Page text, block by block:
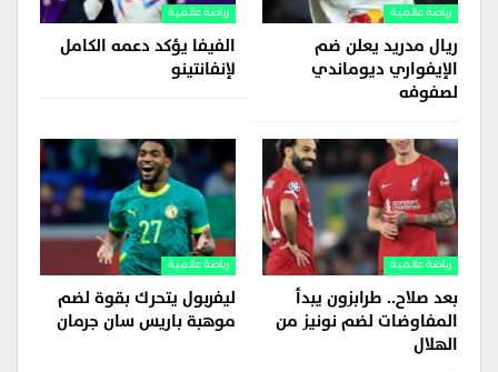
رياضة عالمية
ريال مدريد يعلن ضم
الإيفواري ديوماندي
لصفوفه
رياضة عالمية
الفيفا يؤكد دعمه الكامل
لإنفانتينو
رياضة عالمية
بعد صلاح.. طرابزون يبدأ
المفاوضات لضم نونيز من
الهلال
رياضة عالمية
ليفربول يتحرك بقوة لضم
موهبة باريس سان جرمان